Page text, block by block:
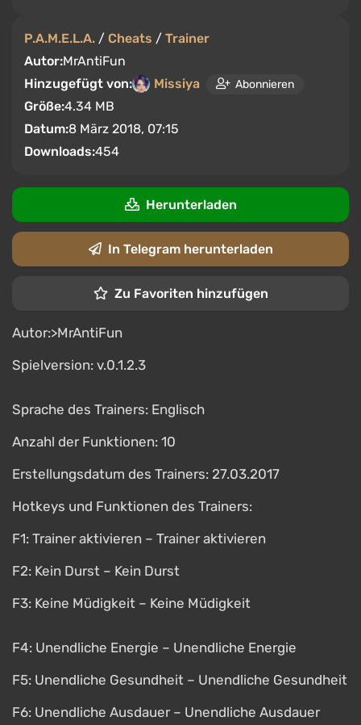
P.A.M.E.L.A. / Cheats / Trainer
Autor:MrAntiFun
Hinzugefügt von:
Missiya Abonnieren
Größe:4.34 MB
Datum:8 März 2018, 07:15
Downloads:454
Herunterladen
In Telegram herunterladen
Zu Favoriten hinzufügen
Autor:>MrAntiFun
Spielversion: v.0.1.2.3
Sprache des Trainers: Englisch
Anzahl der Funktionen: 10
Erstellungsdatum des Trainers: 27.03.2017
Hotkeys und Funktionen des Trainers:
F1: Trainer aktivieren – Trainer aktivieren
F2: Kein Durst – Kein Durst
F3: Keine Müdigkeit – Keine Müdigkeit
F4: Unendliche Energie – Unendliche Energie
F5: Unendliche Gesundheit – Unendliche Gesundheit
F6: Unendliche Ausdauer – Unendliche Ausdauer